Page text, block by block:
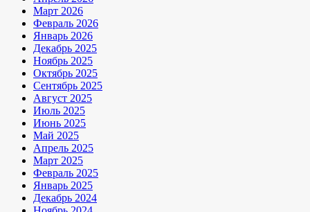
Март 2026
Февраль 2026
Январь 2026
Декабрь 2025
Ноябрь 2025
Октябрь 2025
Сентябрь 2025
Август 2025
Июль 2025
Июнь 2025
Май 2025
Апрель 2025
Март 2025
Февраль 2025
Январь 2025
Декабрь 2024